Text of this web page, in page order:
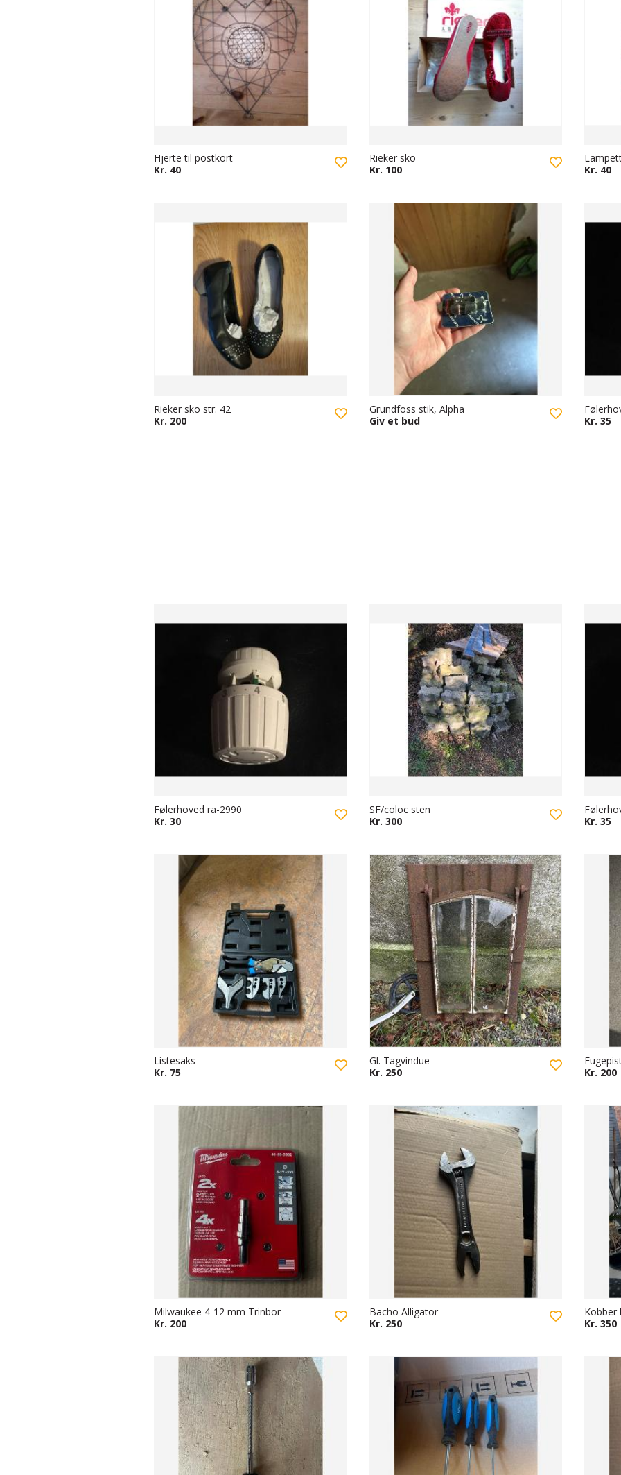
Hjerte til postkort
Kr. 40
Rieker sko
Kr. 100
Kr. 40
Rieker sko str. 42
Kr. 200
Grundfoss stik, Alpha
Giv et bud
Kr. 35
Følerhoved ra-2990
Kr. 30
SF/coloc sten
Kr. 300
Kr. 35
Listesaks
Kr. 75
Gl. Tagvindue
Kr. 250
Kr. 200
Milwaukee 4-12 mm Trinbor
Kr. 200
Bacho Alligator
Kr. 250
Kobber
Kr. 350